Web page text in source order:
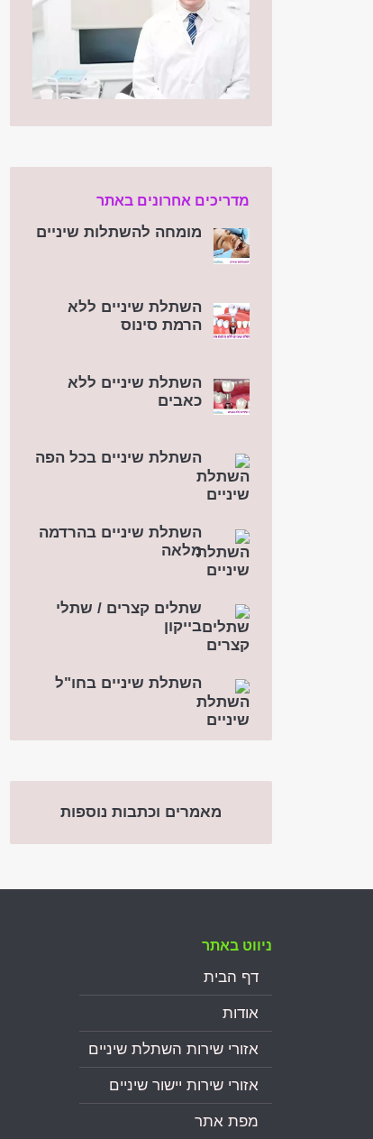
מדריכים אחרונים באתר
מומחה להשתלות שיניים
השתלת שיניים ללא
הרמת סינוס
השתלת שיניים ללא
כאבים
השתלת שיניים בכל הפה
השתלת שיניים בהרדמה
מלאה
שתלים קצרים / שתלי
בייקון
השתלת שיניים בחו"ל
מאמרים וכתבות נוספות
ניווט באתר
דף הבית
אודות
אזורי שירות השתלת שיניים
אזורי שירות יישור שיניים
מפת אתר